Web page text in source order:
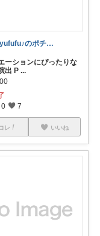
syufufu♪のポチ♪ROOM楽得趣！
ーションにぴったりな
出 P ...
0 7
コレ いいね